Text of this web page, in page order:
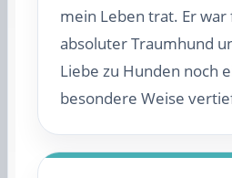
mein Leben trat. Er
absoluter Traumhund
Liebe zu Hunden noch
besondere Weise